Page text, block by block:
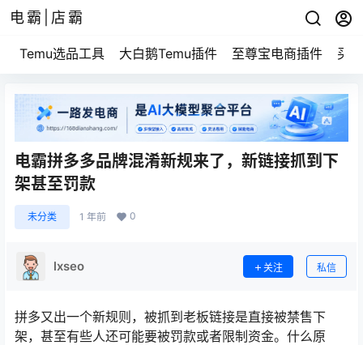
电霸|店霸
Temu选品工具 大白鹅Temu插件 至尊宝电商插件 买
电霸拼多多品牌混淆新规来了，新链接抓到下
架甚至罚款
未分类 1 年前 0
lxseo 关注 私信
拼多又出一个新规则，被抓到老板链接是直接被禁售下
架，甚至有些人还可能要被罚款或者限制资金。什么原